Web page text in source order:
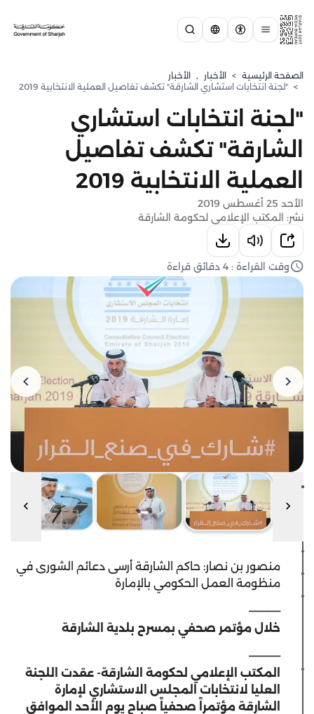
الصفحة الرئيسية > الأخبار , الأخبار
> "لجنة انتخابات استشاري الشارقة" تكشف تفاصيل العملية الانتخابية 2019
"لجنة انتخابات استشاري
الشارقة" تكشف تفاصيل
العملية الانتخابية 2019
الأحد 25 أغسطس 2019
نشر: المكتب الإعلامي لحكومة الشارقة
وقت القراءة : 4 دقائق قراءة
منصور بن نصار: حاكم الشارقة أرسى دعائم الشورى في
منظومة العمل الحكومي بالإمارة
خلال مؤتمر صحفي بمسرح بلدية الشارقة
المكتب الإعلامي لحكومة الشارقة- عقدت اللجنة
العليا لانتخابات المجلس الاستشاري لإمارة
الشارقة مؤتمراً صحفياً صباح يوم الأحد الموافق